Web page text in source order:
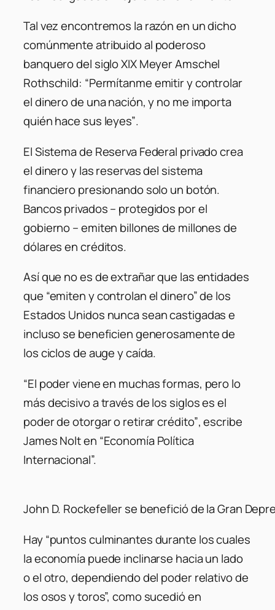
Tal vez encontremos la razón en un dicho
comúnmente atribuido al poderoso
banquero del siglo XIX Meyer Amschel
Rothschild: “Permítanme emitir y controlar
el dinero de una nación, y no me importa
quién hace sus leyes”.
El Sistema de Reserva Federal privado crea
el dinero y las reservas del sistema
financiero presionando solo un botón.
Bancos privados – protegidos por el
gobierno – emiten billones de millones de
dólares en créditos.
Así que no es de extrañar que las entidades
que “emiten y controlan el dinero” de los
Estados Unidos nunca sean castigadas e
incluso se beneficien generosamente de
los ciclos de auge y caída.
“El poder viene en muchas formas, pero lo
más decisivo a través de los siglos es el
poder de otorgar o retirar crédito”, escribe
James Nolt en “Economía Política
Internacional”.
John D. Rockefeller se benefició de la Gran
Hay “puntos culminantes durante los cuales
la economía puede inclinarse hacia un lado
o el otro, dependiendo del poder relativo de
los osos y toros”, como sucedió en